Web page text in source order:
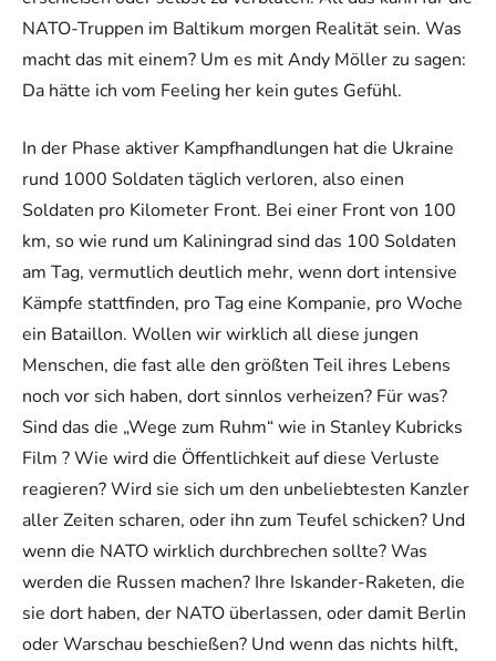
NATO-Truppen im Baltikum morgen Realität sein. Was
macht das mit einem? Um es mit Andy Möller zu sagen:
Da hätte ich vom Feeling her kein gutes Gefühl.
In der Phase aktiver Kampfhandlungen hat die Ukraine
rund 1000 Soldaten täglich verloren, also einen
Soldaten pro Kilometer Front. Bei einer Front von 100
km, so wie rund um Kaliningrad sind das 100 Soldaten
am Tag, vermutlich deutlich mehr, wenn dort intensive
Kämpfe stattfinden, pro Tag eine Kompanie, pro Woche
ein Bataillon. Wollen wir wirklich all diese jungen
Menschen, die fast alle den größten Teil ihres Lebens
noch vor sich haben, dort sinnlos verheizen? Für was?
Sind das die „Wege zum Ruhm“ wie in Stanley Kubricks
Film ? Wie wird die Öffentlichkeit auf diese Verluste
reagieren? Wird sie sich um den unbeliebtesten Kanzler
aller Zeiten scharen, oder ihn zum Teufel schicken? Und
wenn die NATO wirklich durchbrechen sollte? Was
werden die Russen machen? Ihre Iskander-Raketen, die
sie dort haben, der NATO überlassen, oder damit Berlin
oder Warschau beschießen? Und wenn das nichts hilft,